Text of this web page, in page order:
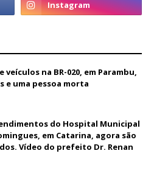
veículos na BR-020, em Parambu,
e uma pessoa morta
do Hospital Municipal
em Catarina, agora são
Vídeo do prefeito Dr. Renan